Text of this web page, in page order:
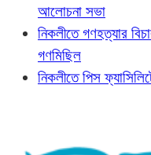
আলোচনা সভা
নিকলীতে গণহত্যার
গণমিছিল
নিকলীতে পিস